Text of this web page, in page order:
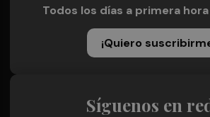
Todos los días a primera
¡Quiero
Síguenos en